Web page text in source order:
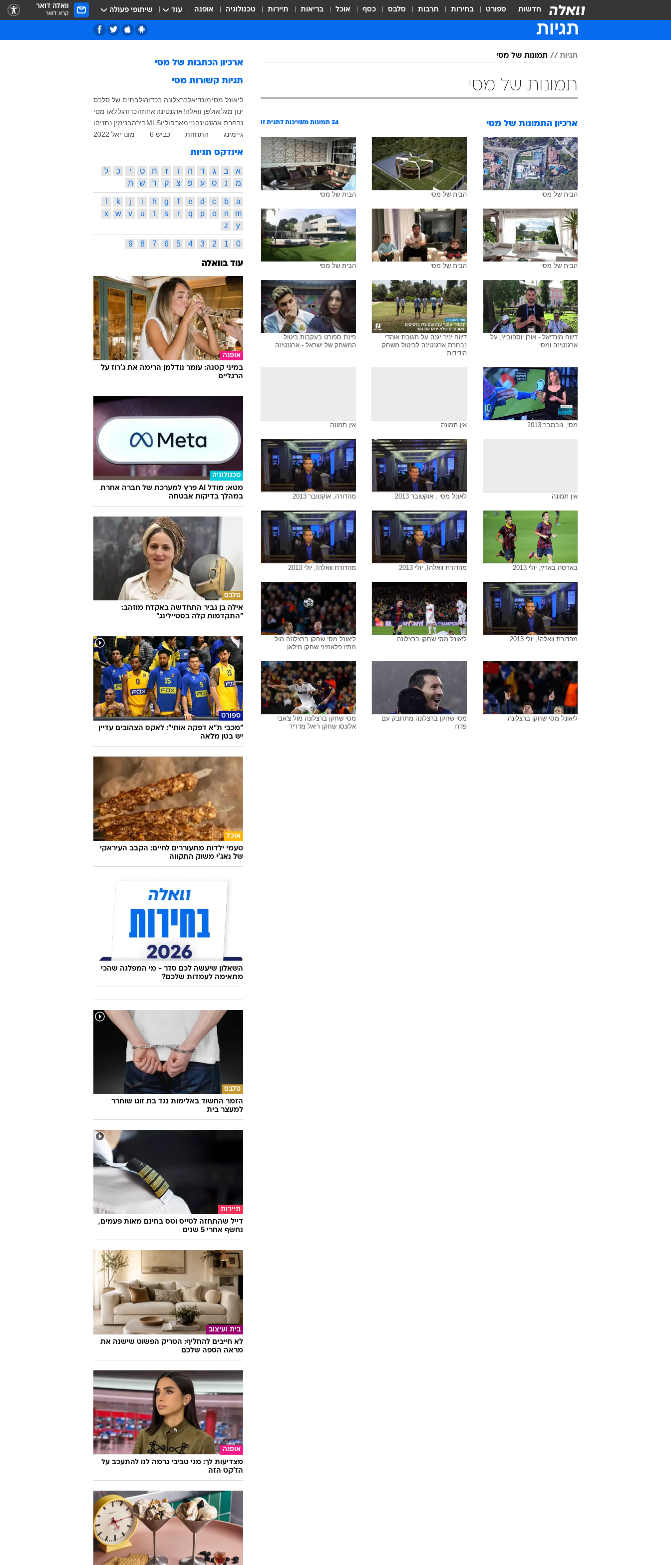
חדשות ספורט בחירות תרבות סלבס כסף אוכל בריאות תיירות טכנולוגיה אופנה עוד שיתופי פעולה וואלה דואר
קרא דואר
תגיות
תגיות תמונות של מסי
תמונות של מסי
ארכיון התמונות שלמסי 24תמונות משויכות לתגית זו
הבית של מסי הבית של מסי הבית של מסי
הבית של מסי
דיווח יניר יגנה על תגובת אוהדי
נבחרת ארגנטינה לביטול משחק
הידידות
פינת ספורט בעקבות ביטול
המשחק של ישראל - ארגנטינה
מסי, נובמבר 2013 אין תמונה אין תמונה
אין תמונה לאונל מסי , אוקטובר 2013 מהדורה, אוקטובר 2013
בארסה בארץ, יולי 2013 מהדורת וואלה!, יולי 2013 מהדורת וואלה!, יולי 2013
ארכיון הכתבות של מסי
תגיות קשורותמסי
ליאונל מסימונדיאלברצלונה בכדורגלבתים של סלבס
ינון מגל אולפן וואלה! ארגנטינהאחוזה כדורגללאו מסי
נבחרת ארגנטינה
גיימינג
התחזות כביש 6 מונדיאל 2022
אינדקס תגיות
א ב ג ד ה ו ז ח ט י כ
ל
מ
נ ס ע פ צ ק ר ש ת
a
b
c
d
e
g
h
i
j
k
m
n
o
p
q
r
s
t
u
w
x
z
0
1
2
3
4
6
7
8
9
עוד בוואלה
אופנה
במיני קטנה: עומר נודלמן הרימה את ג'רוז על
טכנולוגיה
מטא: מודל AI פרץ למערכת של חברה אחרת
במהלך בדיקות אבטחה
סלבס
אילה בן גביר התחדשה באקדח מוזהב:
"התקדמות קלה בסטיילינג"
ספורט
"מכבי ת"א דפקה אותי": לאקס הצהובים עדיין
יש בטן מלאה
טעמי ילדות מתעוררים לחיים: הקבב העיראקי
של נאג׳י משוק התקווה
השאלון שיעשה לכם סדר - מי המפלגה שהכי
מתאימה לעמדות שלכם?
הזמר החשוד באלימות נגד בת זוגו שוחרר
למעצר בית
תיירות
דייל שהתחזה לטייס וטס בחינם מאות פעמים,
נחשף אחרי 5 שנים
בית ועיצוב
לא חייבים להחליף: הטריק הפשוט שישנה את
מראה הספה שלכם
אופנה